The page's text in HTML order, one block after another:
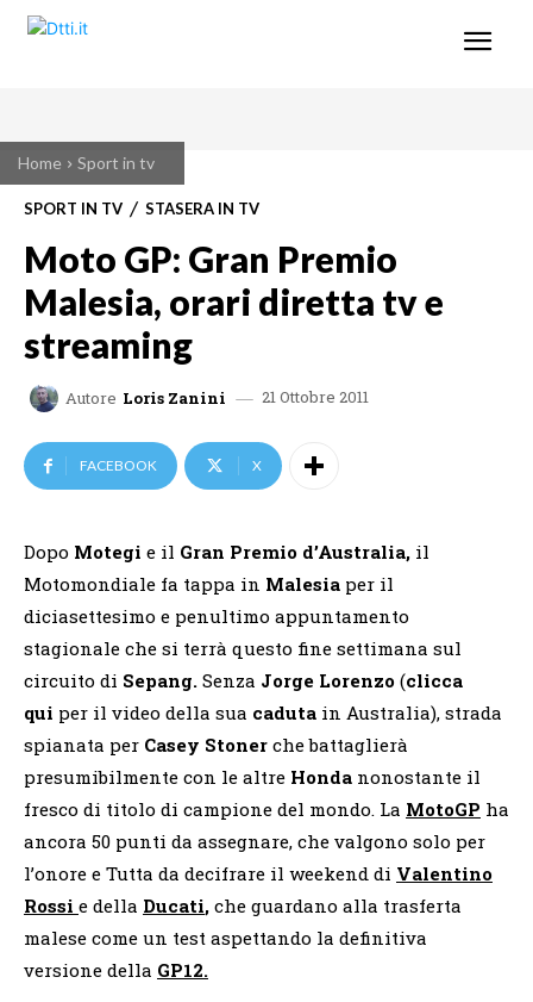
Home Sport in tv
SPORT IN TV STASERA IN TV
Moto GP: Gran Premio
Malesia, orari diretta tv e
streaming
Autore Loris Zanini 21 Ottobre 2011
FACEBOOK X
Dopo Motegi e il Gran Premio d’Australia, il
Motomondiale fa tappa in Malesia per il
diciasettesimo e penultimo appuntamento
stagionale che si terrà questo fine settimana sul
circuito di Sepang. Senza Jorge Lorenzo (clicca
qui per il video della sua caduta in Australia), strada
spianata per Casey Stoner che battaglierà
presumibilmente con le altre Honda nonostante il
fresco di titolo di campione del mondo. La MotoGP ha
ancora 50 punti da assegnare, che valgono solo per
l’onore e Tutta da decifrare il weekend di Valentino
Rossi e della Ducati, che guardano alla trasferta
malese come un test aspettando la definitiva
versione della GP12.